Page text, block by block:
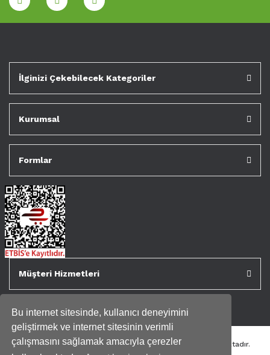
Bu internet sitesinde, kullanıcı deneyimini
geliştirmek ve internet sitesinin verimli
çalışmasını sağlamak amacıyla çerezler
İlginizi Çekebilecek Kategoriler
Kurumsal
Formlar
Müşteri Hizmetleri
Tüm kredi kartı bilgileriniz 256bit SSL Sertifikası ile korunmaktadır.